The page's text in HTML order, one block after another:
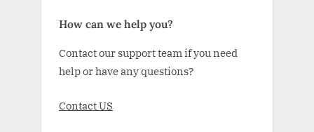
How can we help you?
Contact our support team if you need
help or have any questions?
Contact US